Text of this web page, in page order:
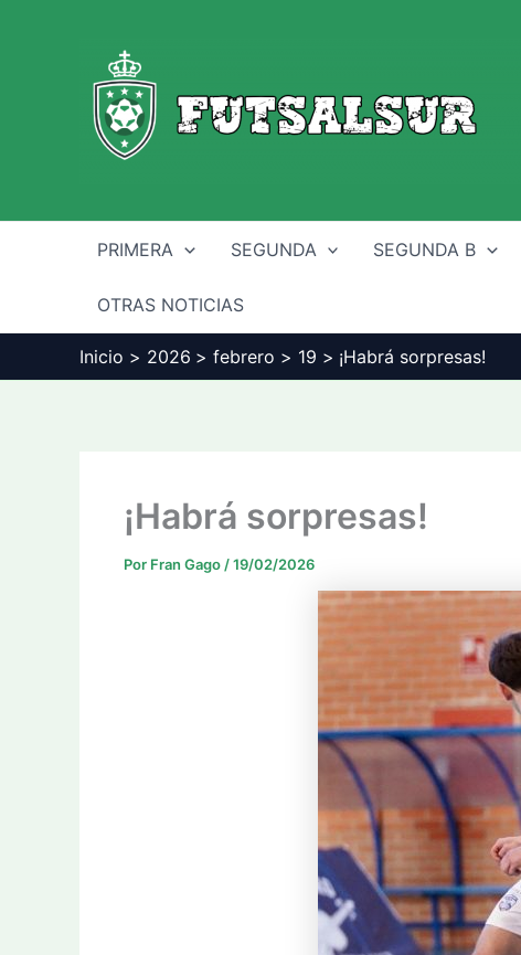
PRIMERA SEGUNDA SEGUNDA B
OTRAS NOTICIAS
Inicio 2026 febrero 19 ¡Habrá sorpresas!
¡Habrá sorpresas!
Por Fran Gago /19/02/2026